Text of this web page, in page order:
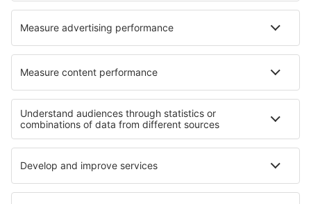
Cazare în Seeham Cazare Sesena Cazare în Jerte
Cele mai bune locuri de cazare - regiuni
Cazare în La Plagne Cazare în Franța
Cazare în Courchevel Cazare în Burgundia
Cazare în Provence-Alpes-Cote d'Azur Cazare in Tamaulipas
Cazare in Kłodzko Valley Cazare Bansko province